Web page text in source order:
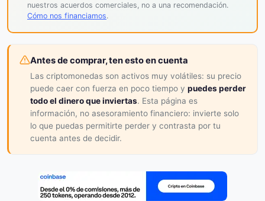
nuestros acuerdos comerciales, no a una recomendación.
Cómo nos financiamos.
Antes de comprar, ten esto en cuenta
Las criptomonedas son activos muy volátiles: su precio
puede caer con fuerza en poco tiempo y puedes perder
todo el dinero que inviertas. Esta página es
información, no asesoramiento financiero: invierte solo
lo que puedas permitirte perder y contrasta por tu
cuenta antes de decidir.